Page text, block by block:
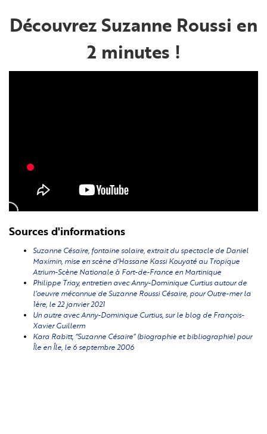
Découvrez Suzanne Roussi en
2 minutes !
Sources d'informations
Suzanne Césaire, fontaine solaire, extrait du spectacle de Daniel
Maximin, mise en scène d’Hassane Kassi Kouyaté au Tropique
Atrium-Scène Nationale à Fort-de-France en Martinique
Philippe Triay, entretien avec Anny-Dominique Curtius autour de
l’oeuvre méconnue de Suzanne Roussi Césaire, pour Outre-mer la
1ère, le 22 janvier 2021
Un autre avec Anny-Dominique Curtius, sur le blog de François-
Xavier Guillerm
Kara Rabitt, “Suzanne Césaire” (biographie et bibliographie) pour
Île en Île, le 6 septembre 2006